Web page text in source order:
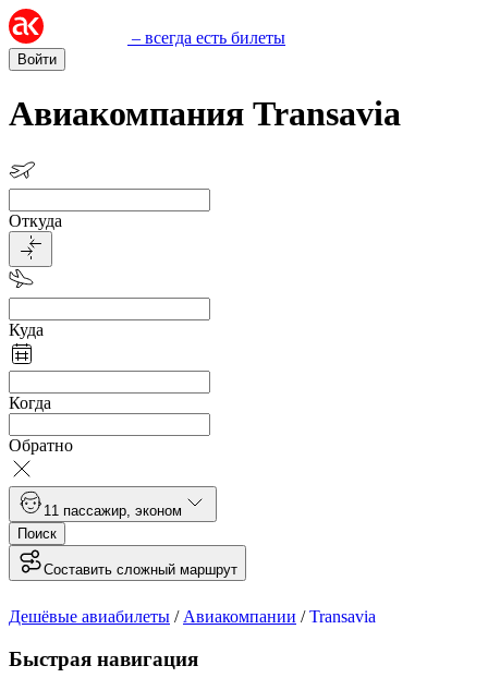
– всегда есть билеты
Войти
Авиакомпания Transavia
Откуда
Куда
Когда
Обратно
1 1 пассажир эконом
Поиск
Составить сложный маршрут
Дешёвые авиабилеты / Авиакомпании /Transavia
Быстрая навигация